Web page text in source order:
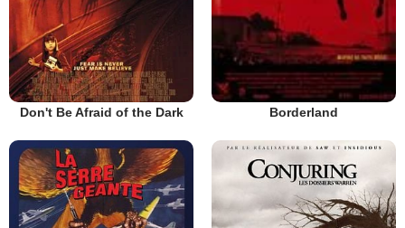
Don't Be Afraid of the Dark Borderland